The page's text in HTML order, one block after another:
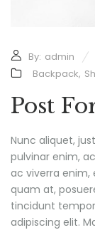
By: admin
Backpack,
Post
Nunc aliquet,
pulvinar enim,
ac viverra enim,
quam at,
tincidunt
adipiscing elit.